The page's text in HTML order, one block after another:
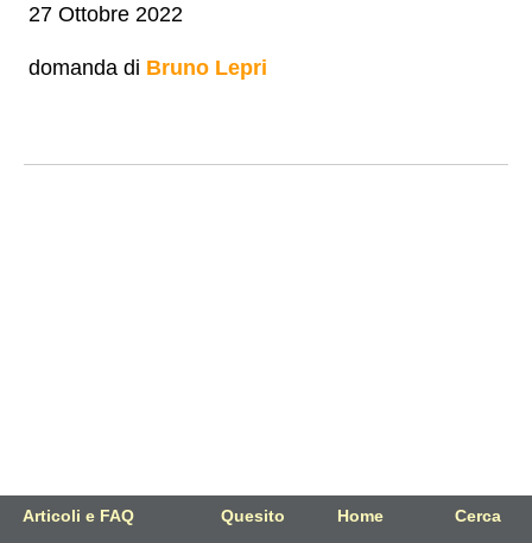
Articoli e FAQ Quesito Home Cerca
27 Ottobre 2022
domanda di Bruno Lepri